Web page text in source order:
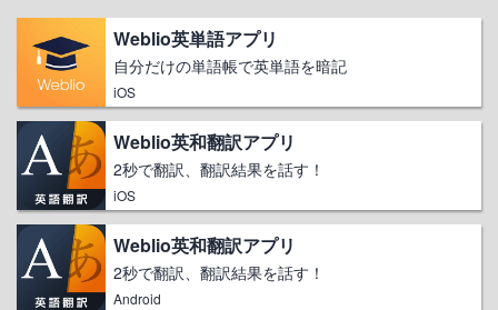
Weblio英単語アプリ
自分だけの単語帳で英単語を暗記
iOS
Weblio英和翻訳アプリ
2秒で翻訳、翻訳結果を話す！
iOS
Weblio英和翻訳アプリ
2秒で翻訳、翻訳結果を話す！
Android